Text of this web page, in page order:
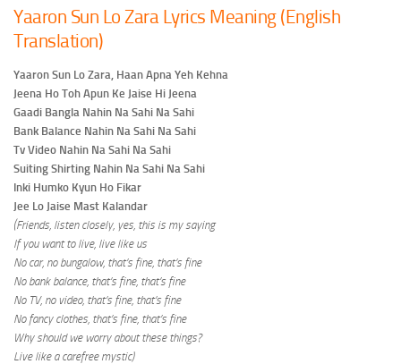
Yaaron Sun Lo Zara Lyrics Meaning (English
Translation)
Yaaron Sun Lo Zara, Haan Apna Yeh Kehna
Jeena Ho Toh Apun Ke Jaise Hi Jeena
Gaadi Bangla Nahin Na Sahi Na Sahi
Bank Balance Nahin Na Sahi Na Sahi
Tv Video Nahin Na Sahi Na Sahi
Suiting Shirting Nahin Na Sahi Na Sahi
Inki Humko Kyun Ho Fikar
Jee Lo Jaise Mast Kalandar
(Friends, listen closely, yes, this is my saying
If you want to live, live like us
No car, no bungalow, that’s fine, that’s fine
No bank balance, that’s fine, that’s fine
No TV, no video, that’s fine, that’s fine
No fancy clothes, that’s fine, that’s fine
Why should we worry about these things?
Live like a carefree mystic)